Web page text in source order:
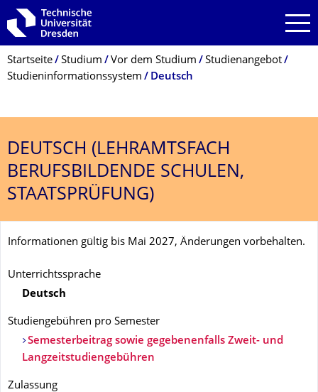
Zur Hauptnavigation springen
Zur Suche springen
Zum Inhalt springen
Breadcrumb-Menü
Startseite Studium Vor dem Studium
Studienangebot
Studieninformationssystem
Deutsch
DEUTSCH (LEHRAMTSFACH
BERUFSBILDENDE SCHULEN,
STAATSPRÜFUNG)
Informationen gültig bis Mai 2027, Änderungen vorbehalten.
Unterrichtssprache
Deutsch
Studiengebühren pro Semester
Semesterbeitrag sowie gegebenenfalls Zweit- und
Langzeitstudiengebühren
Zulassung